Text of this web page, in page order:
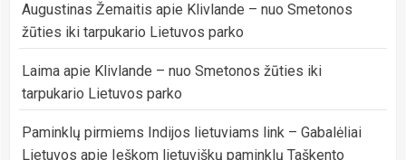
Augustinas Žemaitis apie Klivlande – nuo Smetonos
žūties iki tarpukario Lietuvos parko
Laima apie Klivlande – nuo Smetonos žūties iki
tarpukario Lietuvos parko
Paminklų pirmiems Indijos lietuviams link – Gabalėliai
Lietuvos apie Ieškom lietuviškų paminklų Taškento